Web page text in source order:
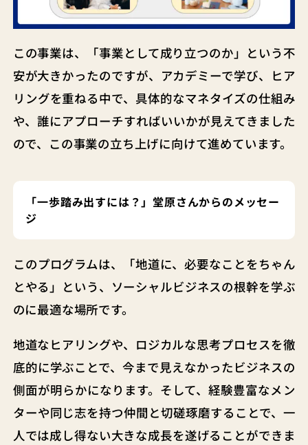
この事業は、「事業として成り立つのか」という不
安が大きかったのですが、アカデミーで学び、ヒア
リングを重ねる中で、具体的なマネタイズの仕組み
や、誰にアプローチすればいいかが見えてきました
ので、この事業の立ち上げに向けて進めています。
「一歩踏み出すには？」堂原さんからのメッセー
ジ
このプログラムは、「地道に、必要なことをちゃん
とやる」という、ソーシャルビジネスの根幹を学ぶ
のに最適な場所です。
地道なヒアリングや、ロジカルな思考プロセスを徹
底的に学ぶことで、今まで見えなかったビジネスの
側面が明らかになります。そして、経験豊富なメン
ターや同じ志を持つ仲間と切磋琢磨することで、一
人では成し得ない大きな成長を遂げることができま